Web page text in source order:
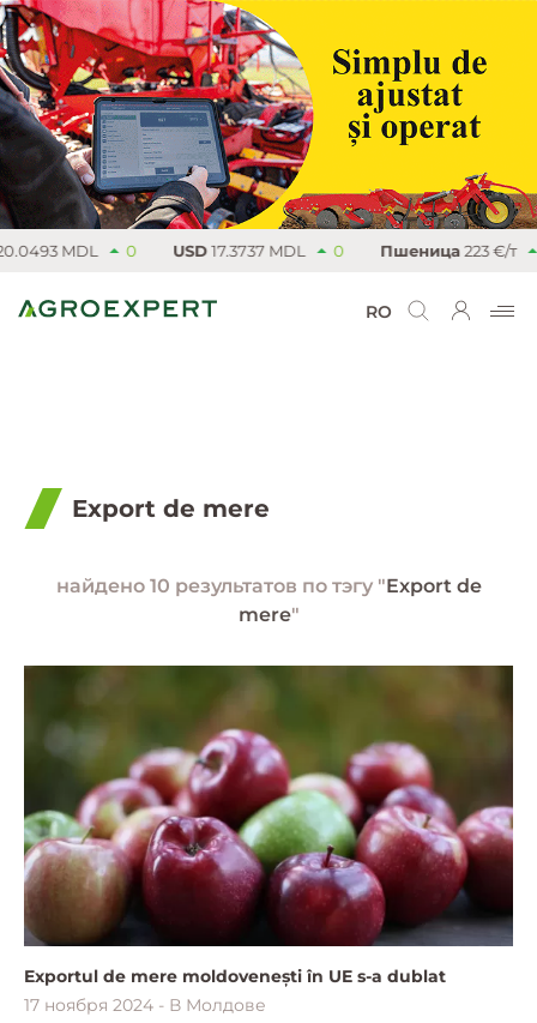
MDL 0 USD 17.3737 MDL 0 Пшеница223 €/т 3.25
RO
Export de mere
найдено 10 результатов по тэгу "Export de
mere"
Exportul de mere moldovenești în UE s-a dublat
17 ноября 2024 - В Молдове